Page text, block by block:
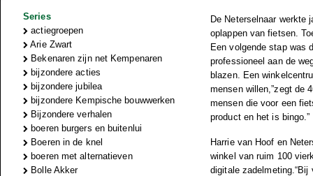
Series
actiegroepen
Arie Zwart
Bekenaren zijn net Kempenaren
bijzondere acties
bijzondere jubilea
bijzondere Kempische bouwwerken
Bijzondere verhalen
boeren burgers en buitenlui
Boeren in de knel
boeren met alternatieven
Bolle Akker
De Neterselnaar werkte
oplappen van fietsen.
Een volgende stap was
professioneel aan de
blazen. Een
mensen willen,”zegt de
mensen die voor een
product en het is bingo.”
Harrie van Hoof en
winkel van ruim 100
digitale zadelmeting.“Bij